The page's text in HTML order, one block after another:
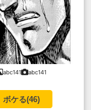
abc141 abc141
ボケる(46)